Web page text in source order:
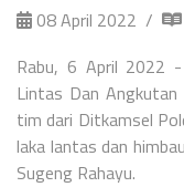
08 April 2022
Rabu, 6 April 2022 -
Lintas Dan Angkutan
tim dari Ditkamsel
laka lantas dan
Sugeng Rahayu.